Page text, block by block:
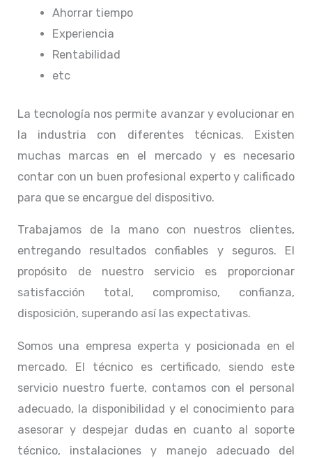
Ahorrar tiempo
Experiencia
Rentabilidad
etc
La tecnología nos permite avanzar y evolucionar en
la industria con diferentes técnicas. Existen
muchas marcas en el mercado y es necesario
contar con un buen profesional experto y calificado
para que se encargue del dispositivo.
Trabajamos de la mano con nuestros clientes,
entregando resultados confiables y seguros. El
propósito de nuestro servicio es proporcionar
satisfacción total, compromiso, confianza,
disposición, superando así las expectativas.
Somos una empresa experta y posicionada en el
mercado. El técnico es certificado, siendo este
servicio nuestro fuerte, contamos con el personal
adecuado, la disponibilidad y el conocimiento para
asesorar y despejar dudas en cuanto al soporte
técnico, instalaciones y manejo adecuado del